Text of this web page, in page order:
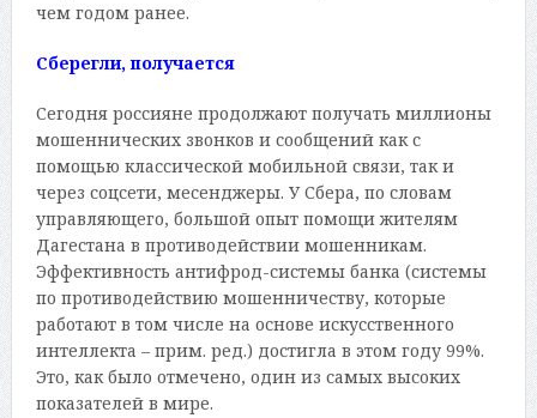
чем годом ранее.
Сберегли, получается
Сегодня россияне продолжают получать миллионы
мошеннических звонков и сообщений как с
помощью классической мобильной связи, так и
через соцсети, месенджеры. У Сбера, по словам
управляющего, большой опыт помощи жителям
Дагестана в противодействии мошенникам.
Эффективность антифрод-системы банка (системы
по противодействию мошенничеству, которые
работают в том числе на основе искусственного
интеллекта – прим. ред.) достигла в этом году 99%.
Это, как было отмечено, один из самых высоких
показателей в мире.